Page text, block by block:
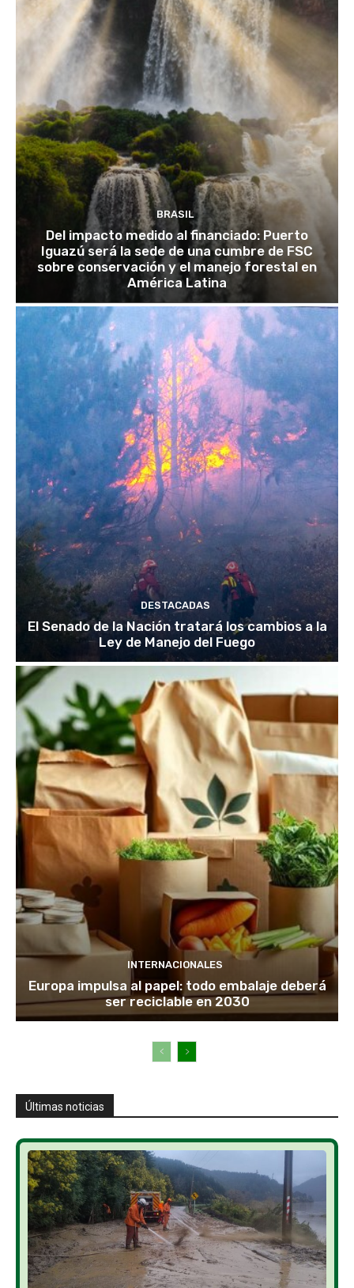
BRASIL
Del impacto medido al financiado: Puerto
Iguazú será la sede de una cumbre de FSC
sobre conservación y el manejo forestal en
América Latina
DESTACADAS
El Senado de la Nación tratará los cambios a la
Ley de Manejo del Fuego
INTERNACIONALES
Europa impulsa al papel: todo embalaje deberá
ser reciclable en 2030
Últimas noticias